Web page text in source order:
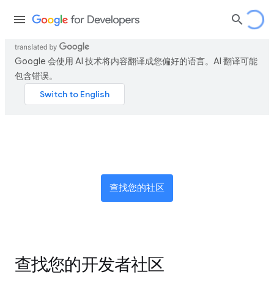
Google 会使用 AI 技术将内容翻译成您偏好的语言。AI 翻译可能
包含错误。
查找您的社区
查找您的开发者社区